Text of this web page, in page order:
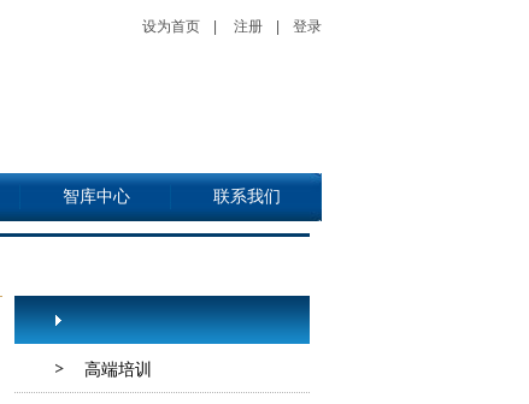
设为首页 注册 登录
智库中心 联系我们
高端培训